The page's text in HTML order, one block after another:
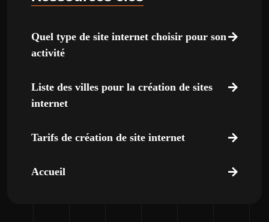
Quel type de site internet choisir pour son
activité
Liste des villes pour la création de sites
internet
Tarifs de création de site internet
Accueil